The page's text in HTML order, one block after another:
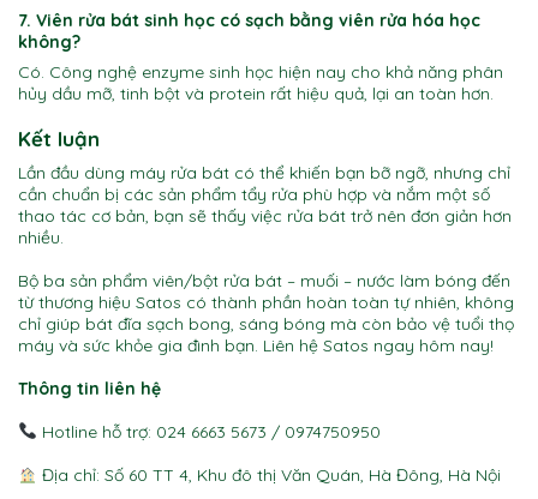
7. Viên rửa bát sinh học có sạch bằng viên rửa hóa học
không?
Có. Công nghệ enzyme sinh học hiện nay cho khả năng phân
hủy dầu mỡ, tinh bột và protein rất hiệu quả, lại an toàn hơn.
Kết luận
Lần đầu dùng máy rửa bát có thể khiến bạn bỡ ngỡ, nhưng chỉ
cần chuẩn bị các sản phẩm tẩy rửa phù hợp và nắm một số
thao tác cơ bản, bạn sẽ thấy việc rửa bát trở nên đơn giản hơn
nhiều.
Bộ ba sản phẩm viên/bột rửa bát – muối – nước làm bóng đến
từ thương hiệu Satos có thành phần hoàn toàn tự nhiên, không
chỉ giúp bát đĩa sạch bong, sáng bóng mà còn bảo vệ tuổi thọ
máy và sức khỏe gia đình bạn. Liên hệ Satos ngay hôm nay!
Thông tin liên hệ
Hotline hỗ trợ: 024 6663 5673 / 0974750950
Địa chỉ: Số 60 TT 4, Khu đô thị Văn Quán, Hà Đông, Hà Nội